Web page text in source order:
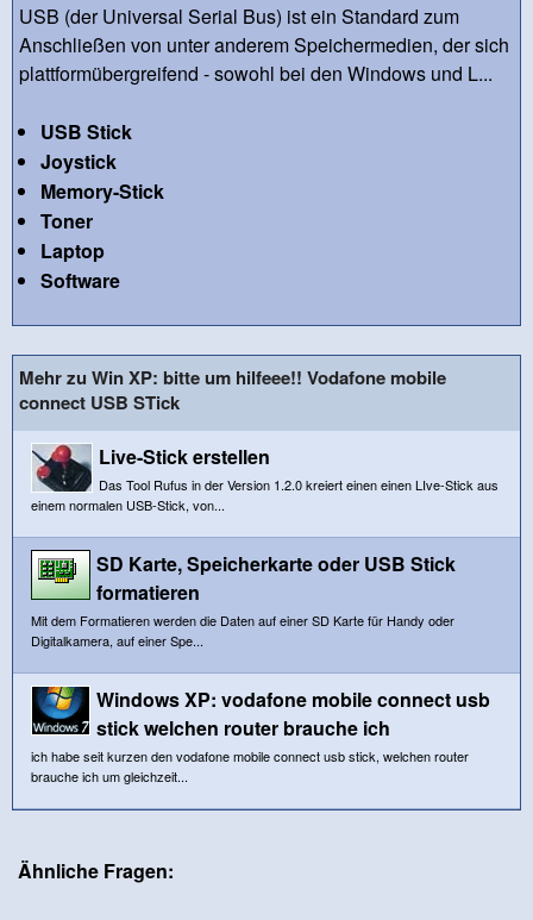
USB (der Universal Serial Bus) ist ein Standard zum
Anschließen von unter anderem Speichermedien, der sich
plattformübergreifend - sowohl bei den Windows und L...
USB Stick
Joystick
Memory-Stick
Toner
Laptop
Software
Mehr zu Win XP: bitte um hilfeee!! Vodafone mobile
connect USB STick
Live-Stick erstellen
Das Tool Rufus in der Version 1.2.0 kreiert einen einen LIve-Stick aus
einem normalen USB-Stick, von...
SD Karte, Speicherkarte oder USB Stick
formatieren
Mit dem Formatieren werden die Daten auf einer SD Karte für Handy oder
Digitalkamera, auf einer Spe...
Windows XP: vodafone mobile connect usb
stick welchen router brauche ich
ich habe seit kurzen den vodafone mobile connect usb stick, welchen router
brauche ich um gleichzeit...
Ähnliche Fragen: